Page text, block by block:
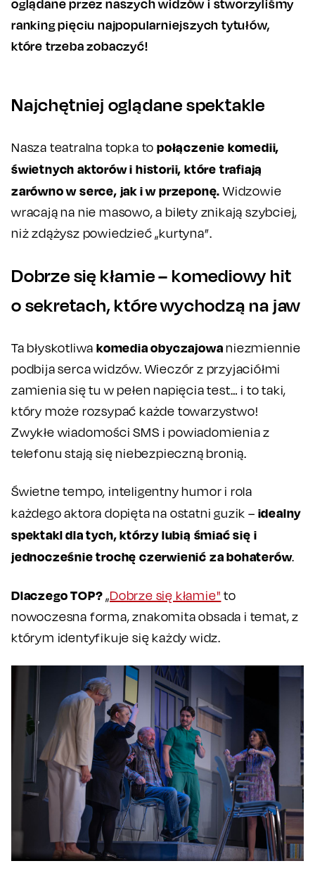
oglądane przez naszych widzów i stworzyliśmy
ranking pięciu najpopularniejszych tytułów,
które trzeba zobaczyć!
Najchętniej oglądane spektakle
Nasza teatralna topka to połączenie komedii,
świetnych aktorów i historii, które trafiają
zarówno w serce, jak i w przeponę.Widzowie
wracają na nie masowo, a bilety znikają szybciej,
niż zdążysz powiedzieć „kurtyna”.
Dobrze się kłamie – komediowy hit
o sekretach, które wychodzą na jaw
Ta błyskotliwa komedia obyczajowa niezmiennie
podbija serca widzów. Wieczór z przyjaciółmi
zamienia się tu w pełen napięcia test… i to taki,
który może rozsypać każde towarzystwo!
Zwykłe wiadomości SMS i powiadomienia z
telefonu stają się niebezpieczną bronią.
Świetne tempo, inteligentny humor i rola
każdego aktora dopięta na ostatni guzik – idealny
spektakl dla tych, którzy lubią śmiać się i
jednocześnie trochę czerwienić za bohaterów.
Dlaczego TOP?„Dobrze się kłamie" to
nowoczesna forma, znakomita obsada i temat, z
którym identyfikuje się każdy widz.